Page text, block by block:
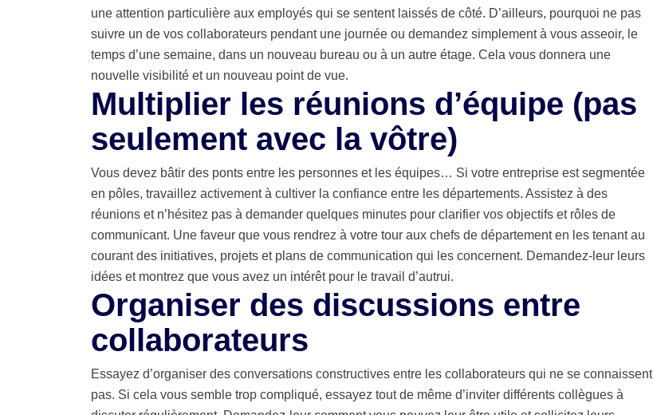
une attention particulière aux employés qui se sentent laissés de côté. D’ailleurs, pourquoi ne pas
suivre un de vos collaborateurs pendant une journée ou demandez simplement à vous asseoir, le
temps d’une semaine, dans un nouveau bureau ou à un autre étage. Cela vous donnera une
nouvelle visibilité et un nouveau point de vue.
Multiplier les réunions d’équipe (pas
seulement avec la vôtre)
Vous devez bâtir des ponts entre les personnes et les équipes… Si votre entreprise est segmentée
en pôles, travaillez activement à cultiver la confiance entre les départements. Assistez à des
réunions et n’hésitez pas à demander quelques minutes pour clarifier vos objectifs et rôles de
communicant. Une faveur que vous rendrez à votre tour aux chefs de département en les tenant au
courant des initiatives, projets et plans de communication qui les concernent. Demandez-leur leurs
idées et montrez que vous avez un intérêt pour le travail d’autrui.
Organiser des discussions entre
collaborateurs
Essayez d’organiser des conversations constructives entre les collaborateurs qui ne se connaissent
pas. Si cela vous semble trop compliqué, essayez tout de même d’inviter différents collègues à